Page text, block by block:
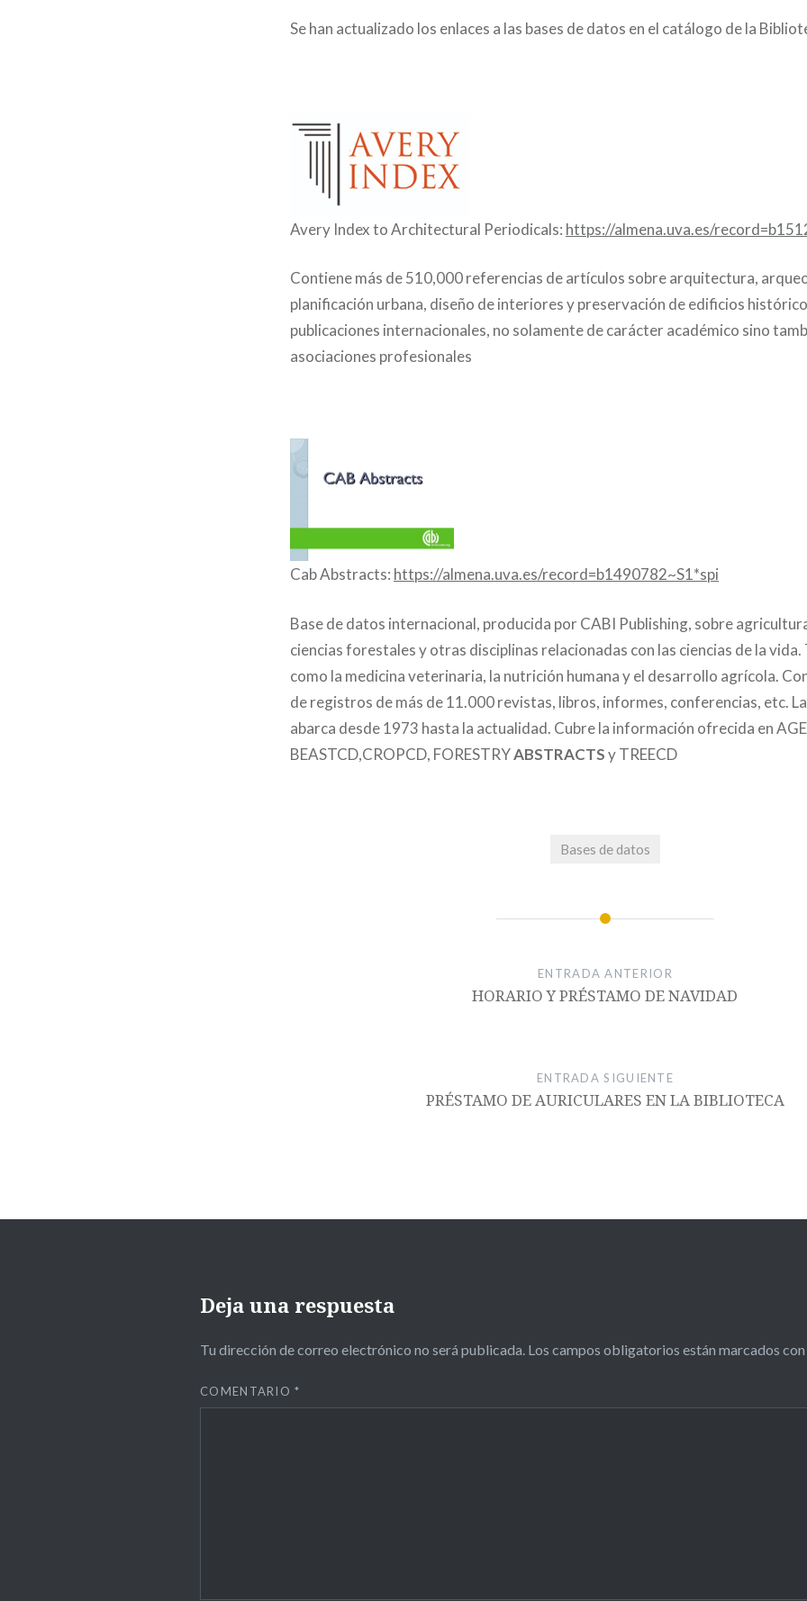
Se han actualizado los enlaces a las bases de datos en el catálogo de la
Avery Index to Architectural Periodicals: https://almena.uva.es/
Contiene más de 510,000 referencias de artículos sobre arquitectura,
planificación urbana, diseño de interiores y preservación de edificios
publicaciones internacionales, no solamente de carácter académico sino
asociaciones profesionales
Cab Abstracts: https://almena.uva.es/record=b1490782~S1*spi
Base de datos internacional, producida por CABI Publishing, sobre
ciencias forestales y otras disciplinas relacionadas con las ciencias de la
como la medicina veterinaria, la nutrición humana y el desarrollo agrícola.
de registros de más de 11.000 revistas, libros, informes, conferencias, etc.
abarca desde 1973 hasta la actualidad. Cubre la información ofrecida en
BEASTCD,CROPCD, FORESTRYABSTRACTSy TREECD
Bases de datos
ENTRADA ANTERIOR
HORARIO Y PRÉSTAMO DE NAVIDAD
ENTRADA SIGUIENTE
PRÉSTAMO DE AURICULARES EN LA BIBLIOTECA
Deja una respuesta
Tu dirección de correo electrónico no será publicada. Los campos obligatorios están marcados con
COMENTARIO*